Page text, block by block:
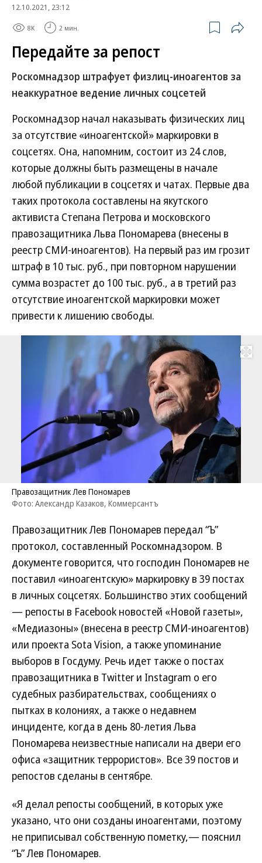
12.10.2021, 23:12
8K 2 мин.
Передайте за репост
Роскомнадзор штрафует физлиц-иноагентов за
неаккуратное ведение личных соцсетей
Роскомнадзор начал наказывать физических лиц
за отсутствие «иноагентской» маркировки в
соцсетях. Она, напомним, состоит из 24 слов,
которые должны быть размещены в начале
любой публикации в соцсетях и чатах. Первые два
таких протокола составлены на якутского
активиста Степана Петрова и московского
правозащитника Льва Пономарева (внесены в
реестр СМИ-иноагентов). На первый раз им грозит
штраф в 10 тыс. руб., при повторном нарушении
сумма возрастет до 100 тыс. руб., а в третий раз
отсутствие иноагентской маркировки может
привести к лишению свободы.
Развернуть
Правозащитник Лев Пономарев
Фото: Александр Казаков, Коммерсантъ
Правозащитник Лев Пономарев передал “Ъ”
протокол, составленный Роскомнадзором. В
документе говорится, что господин Пономарев не
поставил «иноагентскую» маркировку в 39 постах
в личных соцсетях. Большинство этих сообщений
— репосты в Facebook новостей «Новой газеты»,
«Медиазоны» (внесена в реестр СМИ-иноагентов)
или проекта Sota Vision, а также упоминание
выборов в Госдуму. Речь идет также о постах
правозащитника в Twitter и Instagram о его
судебных разбирательствах, сообщениях о
пытках в колониях, а также о недавнем
инциденте, когда в день 80-летия Льва
Пономарева неизвестные написали на двери его
офиса «защитник террористов». Все 39 постов и
репостов сделаны в сентябре.
«Я делал репосты сообщений, в которых уже
указано, что они созданы иноагентами, поэтому
не приписывал собственную пометку,— пояснил
“Ъ” Лев Пономарев.